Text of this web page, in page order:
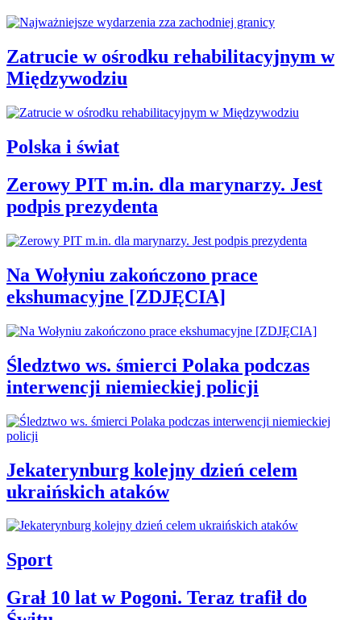
Zatrucie w ośrodku rehabilitacyjnym w
Międzywodziu
Polska i świat
Zerowy PIT m.in. dla marynarzy. Jest
podpis prezydenta
Na Wołyniu zakończono prace
ekshumacyjne [ZDJĘCIA]
Śledztwo ws. śmierci Polaka podczas
interwencji niemieckiej policji
Jekaterynburg kolejny dzień celem
ukraińskich ataków
Sport
Grał 10 lat w Pogoni. Teraz trafił do